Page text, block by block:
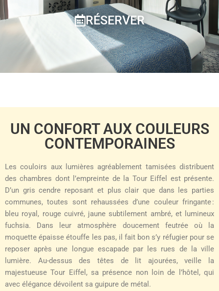
RÉSERVER
UN CONFORT AUX COULEURS
CONTEMPORAINES
Les couloirs aux lumières agréablement tamisées distribuent
des chambres dont l’empreinte de la Tour Eiffel est présente.
D’un gris cendre reposant et plus clair que dans les parties
communes, toutes sont rehaussées d’une couleur fringante :
bleu royal, rouge cuivré, jaune subtilement ambré, et lumineux
fuchsia. Dans leur atmosphère doucement feutrée où la
moquette épaisse étouffe les pas, il fait bon s’y réfugier pour se
reposer après une longue escapade par les rues de la ville
lumière. Au-dessus des têtes de lit ajourées, veille la
majestueuse Tour Eiffel, sa présence non loin de l’hôtel, qui
avec élégance dévoilent sa guipure de métal.